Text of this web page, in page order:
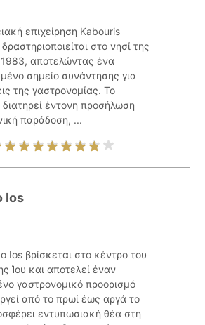
επιχείρηση Kabouris
στο νησί της
1983, αποτελώντας ένα
σημείο συνάντησης για
της γαστρονομίας. Το
διατηρεί έντονη προσήλωση
παράδοση, ...
Ios
Ios βρίσκεται στο κέντρο του
Ίου και αποτελεί έναν
γαστρονομικό προορισμό
από το πρωί έως αργά το
εντυπωσιακή θέα στη